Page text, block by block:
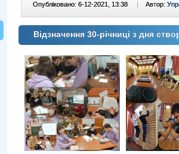
Опубліковано: 6-12-2021, 13:38 | Автор:
Відзначення 30-річниці з дня